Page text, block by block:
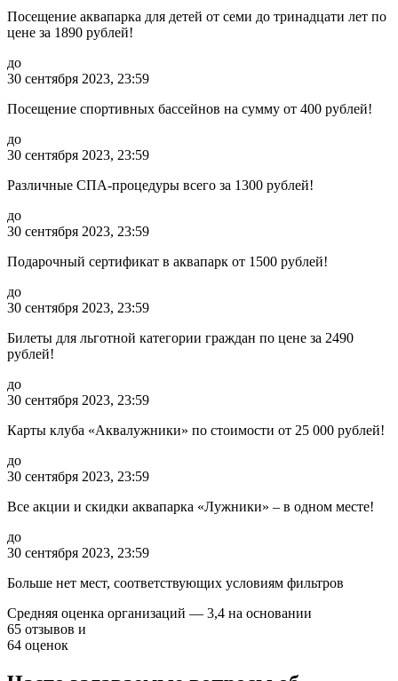
Посещение аквапарка для детей от семи до тринадцати лет по
цене за 1890 рублей!
до
30 сентября 2023, 23:59
Посещение спортивных бассейнов на сумму от 400 рублей!
до
30 сентября 2023, 23:59
Различные СПА-процедуры всего за 1300 рублей!
до
30 сентября 2023, 23:59
Подарочный сертификат в аквапарк от 1500 рублей!
до
30 сентября 2023, 23:59
Билеты для льготной категории граждан по цене за 2490
рублей!
до
30 сентября 2023, 23:59
Карты клуба «Аквалужники» по стоимости от 25 000 рублей!
до
30 сентября 2023, 23:59
Все акции и скидки аквапарка «Лужники» – в одном месте!
до
30 сентября 2023, 23:59
Больше нет мест, соответствующих условиям фильтров
Средняя оценка организаций — 3,4 на основании
65 отзывов и
64 оценок